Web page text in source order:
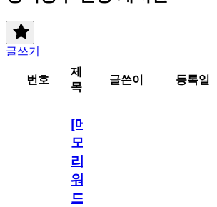
글쓰기
번호
제
목
글쓴이 등록일
[메
모
리
워
드